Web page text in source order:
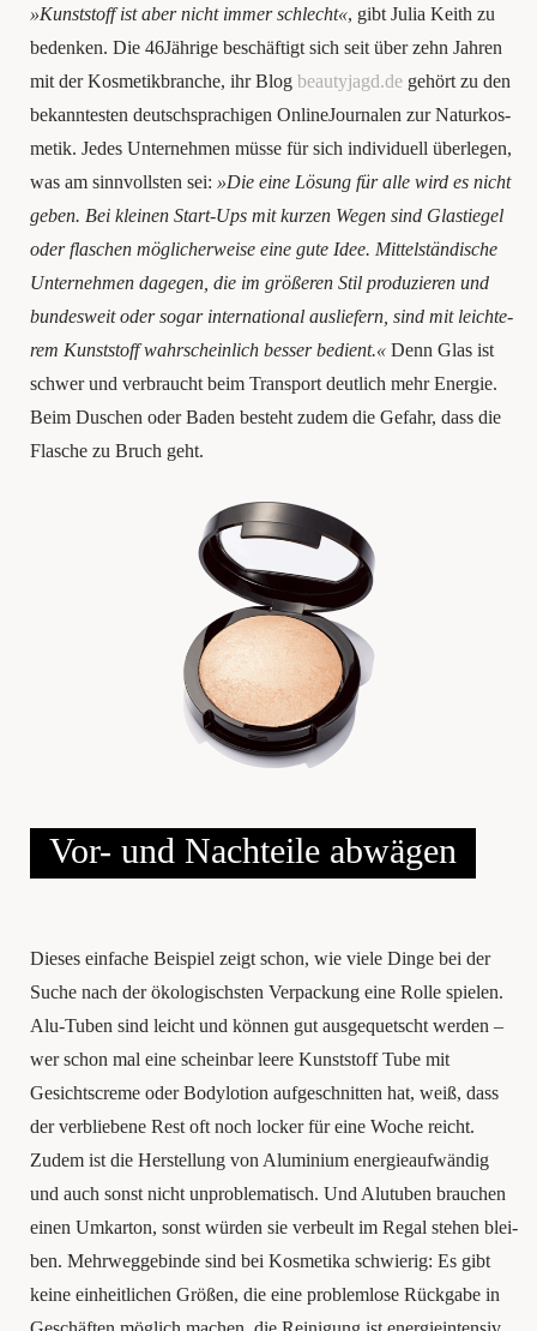
»Kunst­stoff ist aber nicht immer schlecht«, gibt Julia Keith zu
beden­ken. Die 46Jährige beschäf­tigt sich seit über zehn Jah­ren
mit der Kos­me­tik­bran­che, ihr Blog beautyjagd.de gehört zu den
bekann­tes­ten deutsch­spra­chi­gen Online­Jour­na­len zur Natur­kos­
me­tik. Jedes Unter­neh­men müsse für sich indi­vi­du­ell überlegen,
was am sinn­volls­ten sei: »Die eine Lösung für alle wird es nicht
geben. Bei klei­nen Start-Ups mit kur­zen Wegen sind Glas­tie­gel
oder fla­schen mög­li­cher­wei­se eine gute Idee. Mit­tel­stän­di­sche
Unter­neh­men dage­gen, die im grö­ße­ren Stil pro­du­zie­ren und
bun­des­weit oder sogar inter­na­tio­nal aus­lie­fern, sind mit leich­te­
rem Kunst­stoff wahr­schein­lich bes­ser bedient.« Denn Glas ist
schwer und ver­braucht beim Trans­port deut­lich mehr Ener­gie.
Beim Duschen oder Baden besteht zudem die Gefahr, dass die
Fla­sche zu Bruch geht.
Vor- und Nach­tei­le abwägen
Die­ses ein­fa­che Bei­spiel zeigt schon, wie vie­le Din­ge bei der
Suche nach der öko­lo­gischs­ten Ver­pa­ckung eine Rol­le spie­len.
Alu-Tuben sind leicht und kön­nen gut aus­ge­quetscht wer­den –
wer schon mal eine schein­bar lee­re Kunst­stoff Tube mit
Gesichts­creme oder Body­lo­tion auf­ge­schnit­ten hat, weiß, dass
der ver­blie­be­ne Rest oft noch locker für eine Woche reicht.
Zudem ist die Her­stel­lung von Alu­mi­ni­um ener­gie­auf­wän­dig
und auch sonst nicht unpro­ble­ma­tisch. Und Alu­tu­ben brau­chen
einen Umkar­ton, sonst würden sie ver­beult im Regal ste­hen blei­
ben. Mehr­weg­ge­bin­de sind bei Kos­me­ti­ka schwie­rig: Es gibt
kei­ne ein­heit­li­chen Grö­ßen, die eine pro­blem­lo­se Rückgabe in